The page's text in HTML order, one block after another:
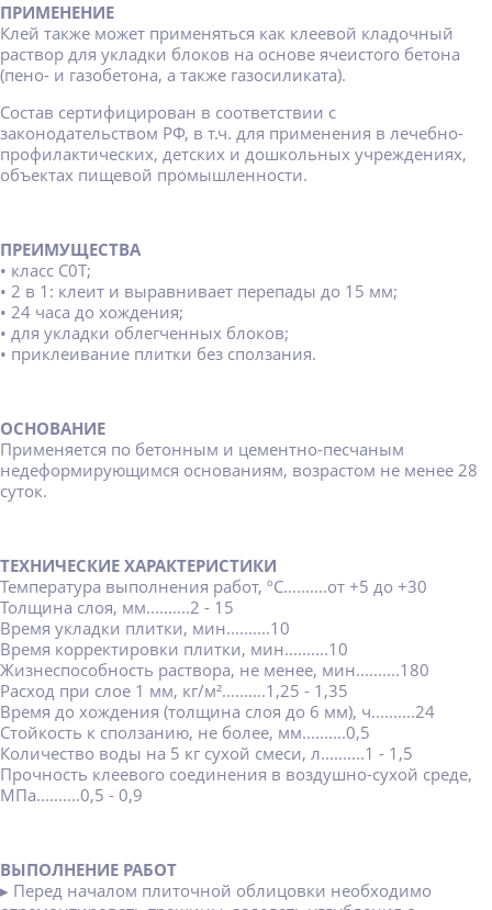
ПРИМЕНЕНИЕ
Клей также может применяться как клеевой кладочный
раствор для укладки блоков на основе ячеистого бетона
(пено- и газобетона, а также газосиликата).
Состав сертифицирован в соответствии с
законодательством РФ, в т.ч. для применения в лечебно-
профилактических, детских и дошкольных учреждениях,
объектах пищевой промышленности.
ПРЕИМУЩЕСТВА
• класс С0Т;
• 2 в 1: клеит и выравнивает перепады до 15 мм;
• 24 часа до хождения;
• для укладки облегченных блоков;
• приклеивание плитки без сползания.
ОСНОВАНИЕ
Применяется по бетонным и цементно-песчаным
недеформирующимся основаниям, возрастом не менее 28
суток.
ТЕХНИЧЕСКИЕ ХАРАКТЕРИСТИКИ
Температура выполнения работ, ºС..........от +5 до +30
Толщина слоя, мм..........2 - 15
Время укладки плитки, мин..........10
Время корректировки плитки, мин..........10
Жизнеспособность раствора, не менее, мин..........180
Расход при слое 1 мм, кг/м²..........1,25 - 1,35
Время до хождения (толщина слоя до 6 мм), ч..........24
Стойкость к сползанию, не более, мм..........0,5
Количество воды на 5 кг сухой смеси, л..........1 - 1,5
Прочность клеевого соединения в воздушно-сухой среде,
МПа..........0,5 - 0,9
ВЫПОЛНЕНИЕ РАБОТ
▸ Перед началом плиточной облицовки необходимо